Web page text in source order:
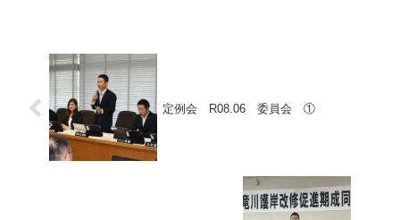
定例会 R08.06 委員会 ①